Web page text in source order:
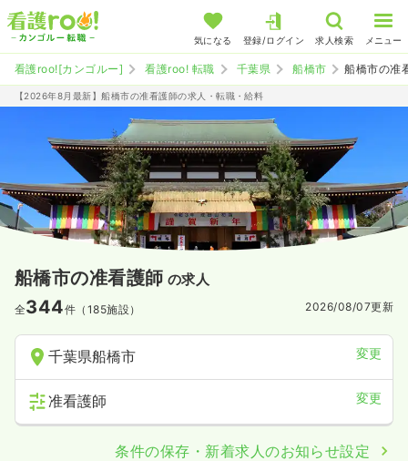
気になる 登録/ログイン 求人検索 メニュー
看護roo![カンゴルー] 看護roo! 転職 千葉県 船橋市 船橋市の准
【2026年8月最新】船橋市の准看護師の求人・転職・給料
船橋市の准看護師 の求人
全344件（185施設） 2026/08/07更新
千葉県船橋市 変更
准看護師 変更
条件の保存・新着求人のお知らせ設定